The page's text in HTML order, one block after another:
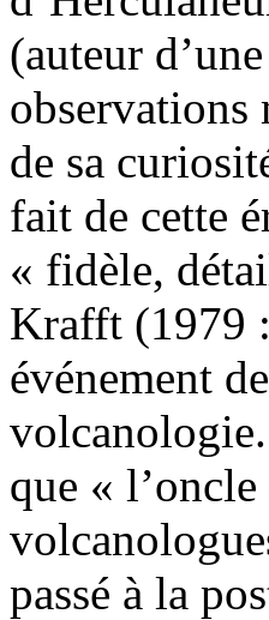
(auteur
de sa
fait de cette
« fidèle,
Krafft (1979
événement
que «
passé à la